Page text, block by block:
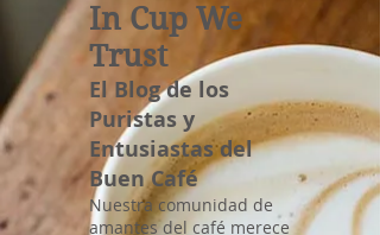
In Cup We
Trust
El Blog de los
Puristas y
Entusiastas del
Buen Café
Nuestra comunidad de
amantes del café merece